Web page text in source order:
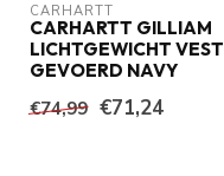
CARHARTT
CARHARTT GILLIAM
LICHTGEWICHT VEST
GEVOERD NAVY
€74,99 €71,24